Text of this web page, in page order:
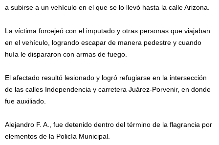
a subirse a un vehículo en el que se lo llevó hasta la calle Arizona.
La víctima forcejeó con el imputado y otras personas que viajaban
en el vehículo, logrando escapar de manera pedestre y cuando
huía le dispararon con armas de fuego.
El afectado resultó lesionado y logró refugiarse en la intersección
de las calles Independencia y carretera Juárez-Porvenir, en donde
fue auxiliado.
Alejandro F. A., fue detenido dentro del término de la flagrancia por
elementos de la Policía Municipal.